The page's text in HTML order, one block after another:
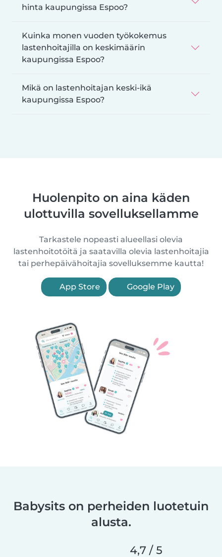
hinta kaupungissa Espoo?
Kuinka monen vuoden työkokemus
lastenhoitajilla on keskimäärin
kaupungissa Espoo?
Mikä on lastenhoitajan keski-ikä
kaupungissa Espoo?
Huolenpito on aina käden
ulottuvilla sovelluksellamme
Tarkastele nopeasti alueellasi olevia
lastenhoitotöitä ja saatavilla olevia lastenhoitajia
tai perhepäivähoitajia sovelluksemme kautta!
App Store Google Play
Babysits on perheiden luotetuin
alusta.
4,7 / 5